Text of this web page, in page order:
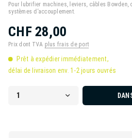
Pour lubrifier machines, leviers, câbles Bowden,
systèmes d’accouplement.
CHF 28,00
Prix dont TVA plus frais de port
Prêt à expédier immédiatement,
délai de livraison env. 1-2 jours ouvrés